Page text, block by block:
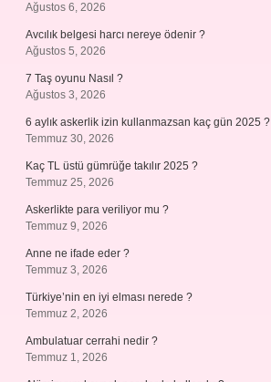
Ağustos 6, 2026
Avcılık belgesi harcı nereye ödenir ?
Ağustos 5, 2026
7 Taş oyunu Nasıl ?
Ağustos 3, 2026
6 aylık askerlik izin kullanmazsan kaç gün 2025 ?
Temmuz 30, 2026
Kaç TL üstü gümrüğe takılır 2025 ?
Temmuz 25, 2026
Askerlikte para veriliyor mu ?
Temmuz 9, 2026
Anne ne ifade eder ?
Temmuz 3, 2026
Türkiye’nin en iyi elması nerede ?
Temmuz 2, 2026
Ambulatuar cerrahi nedir ?
Temmuz 1, 2026